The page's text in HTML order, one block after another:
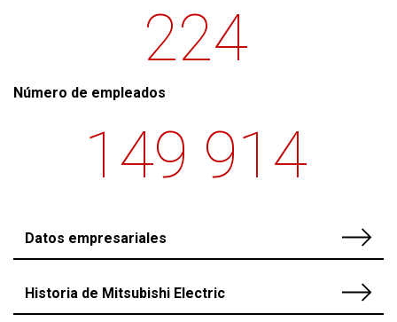
224
Número de empleados
149 914
Datos empresariales
Historia de Mitsubishi Electric